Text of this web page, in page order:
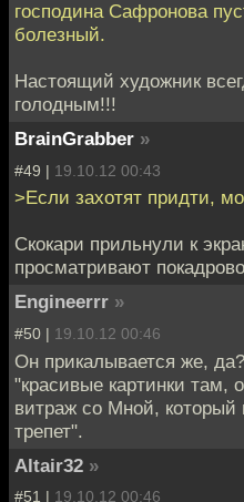
господина Сафронова
болезный.
Настоящий художник
голодным!!!
BrainGrabber »
#49 | 19.10.12 00:43
>Если захотят придти,
Скокари прильнули к
просматривают
Engineerrr »
#50 | 19.10.12 00:46
Он прикалывается же, да?
"красивые картинки там,
витраж со Мной, который
трепет".
Altair32 »
#51 | 19.10.12 00:46